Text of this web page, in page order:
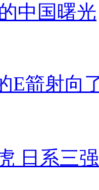
中国曙光
E箭射向
日系三